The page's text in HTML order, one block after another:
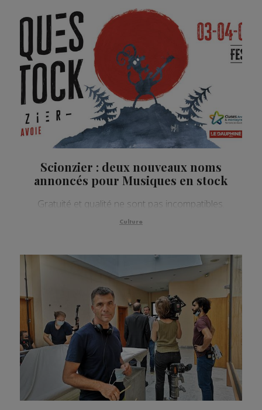
Scionzier : deux nouveaux noms
annoncés pour Musiques en stock
Gratuité et qualité ne sont pas incompatibles.
Culture